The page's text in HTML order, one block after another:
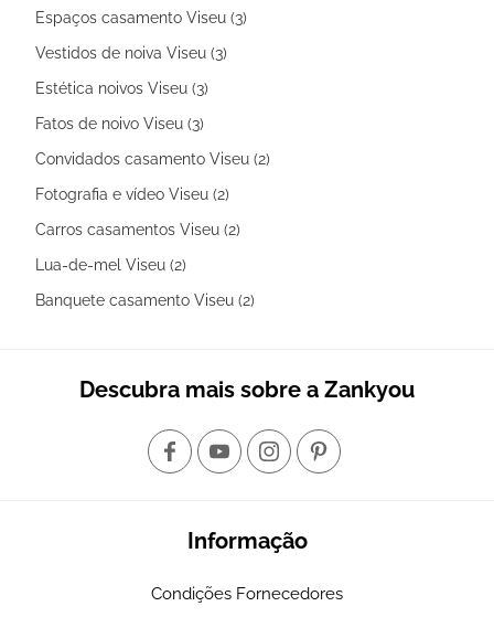
Espaços casamento Viseu (3)
Vestidos de noiva Viseu (3)
Estética noivos Viseu (3)
Fatos de noivo Viseu (3)
Convidados casamento Viseu (2)
Fotografia e vídeo Viseu (2)
Carros casamentos Viseu (2)
Lua-de-mel Viseu (2)
Banquete casamento Viseu (2)
Descubra mais sobre a Zankyou
Informação
Condições Fornecedores